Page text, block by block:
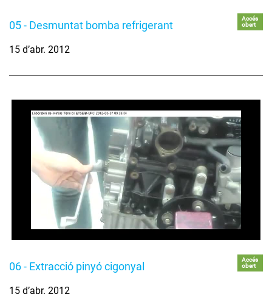
05 - Desmuntat bomba refrigerant
Accés
obert
15 d’abr. 2012
06 - Extracció pinyó cigonyal
Accés
obert
15 d’abr. 2012